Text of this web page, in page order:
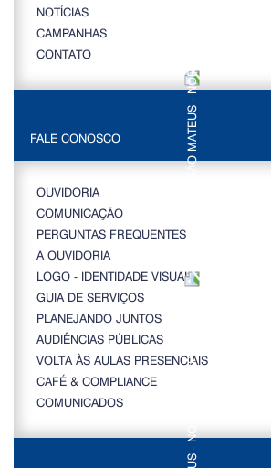
NOTÍCIAS
CAMPANHAS
CONTATO
FALE CONOSCO
OUVIDORIA
COMUNICAÇÃO
PERGUNTAS FREQUENTES
A OUVIDORIA
LOGO - IDENTIDADE VISUAL
GUIA DE SERVIÇOS
PLANEJANDO JUNTOS
AUDIÊNCIAS PÚBLICAS
VOLTA ÀS AULAS PRESENCIAIS
CAFÉ & COMPLIANCE
COMUNICADOS